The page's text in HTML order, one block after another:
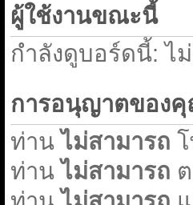
ผู้ใช้งานขณะนี้
กำลังดูบอร์ดนี้: ไ
การอนุญาตของ
ท่านไม่สามารถ
ท่านไม่สามารถ